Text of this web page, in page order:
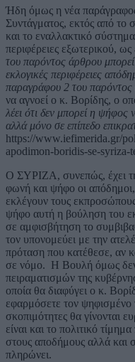
Ήδη όμως η νέα
Συντάγματος, εκτός από το
και το εναλλακτικό
περιφέρειες εξωτερικού, ως
του παρόντος άρθρου μπορεί
εκλογικές περιφέρειες
παραγράφου 2 του
να αγνοεί ο κ. Βορίδης, ο
λέει ότι δεν μπορεί η ψήφος
αλλά μόνο σε επίπεδο
https://www.iefimerida.gr/
apodimon-boridis-se-syriza-
Ο ΣΥΡΙΖΑ, συνεπώς, έχει
φωνή και ψήφο οι
εκλέγουν τους
ψήφο αυτή η βούληση του
σε αμφισβήτηση το
τον υπονομεύει με την
πρόταση που κατέθεσε, αν
σε νόμο. Η Βουλή όμως δεν
πειραματισμών της
οποία θα διαφύγει ο κ.
εφαρμόσετε τον ψηφισμένο
σκοπιμότητες θα γίνονται
είναι και το πολιτικό
στους αποδήμους αλλά και
πληρώνει.